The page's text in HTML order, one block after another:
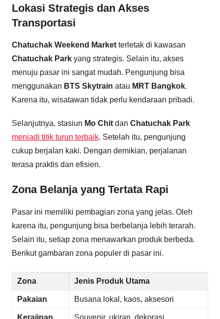
Lokasi Strategis dan Akses
Transportasi
Chatuchak Weekend Marketterletak di kawasan
Chatuchak Park yang strategis. Selain itu, akses
menuju pasar ini sangat mudah. Pengunjung bisa
menggunakan BTS Skytrain atau MRT Bangkok.
Karena itu, wisatawan tidak perlu kendaraan pribadi.
Selanjutnya, stasiun Mo Chitdan Chatuchak Park
menjadi titik turun terbaik. Setelah itu, pengunjung
cukup berjalan kaki. Dengan demikian, perjalanan
terasa praktis dan efisien.
Zona Belanja yang Tertata Rapi
Pasar ini memiliki pembagian zona yang jelas. Oleh
karena itu, pengunjung bisa berbelanja lebih terarah.
Selain itu, setiap zona menawarkan produk berbeda.
Berikut gambaran zona populer di pasar ini.
Zona Jenis Produk Utama
Pakaian Busana lokal, kaos, aksesori
Kerajinan Souvenir, ukiran, dekorasi